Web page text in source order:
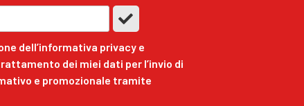
dell’informativa privacy e
dei miei dati per l’invio di
e promozionale tramite